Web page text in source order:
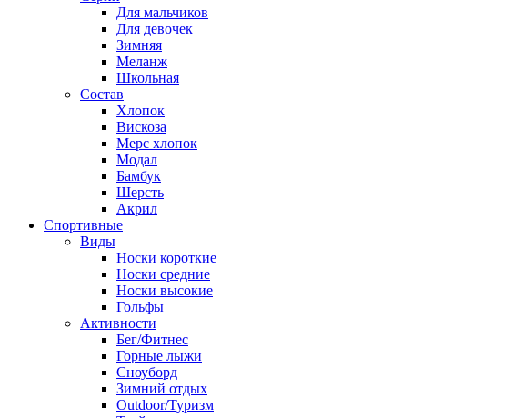
Для мальчиков
Для девочек
Зимняя
Меланж
Школьная
Состав
Хлопок
Вискоза
Мерс хлопок
Модал
Бамбук
Шерсть
Акрил
Спортивные
Виды
Носки короткие
Носки средние
Носки высокие
Гольфы
Активности
Бег/Фитнес
Горные лыжи
Сноуборд
Зимний отдых
Outdoor/Туризм